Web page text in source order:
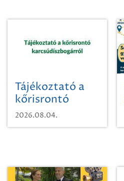
Tájékoztató a
kőrisrontó
karcsúdíszbogárról
2026.08.04.